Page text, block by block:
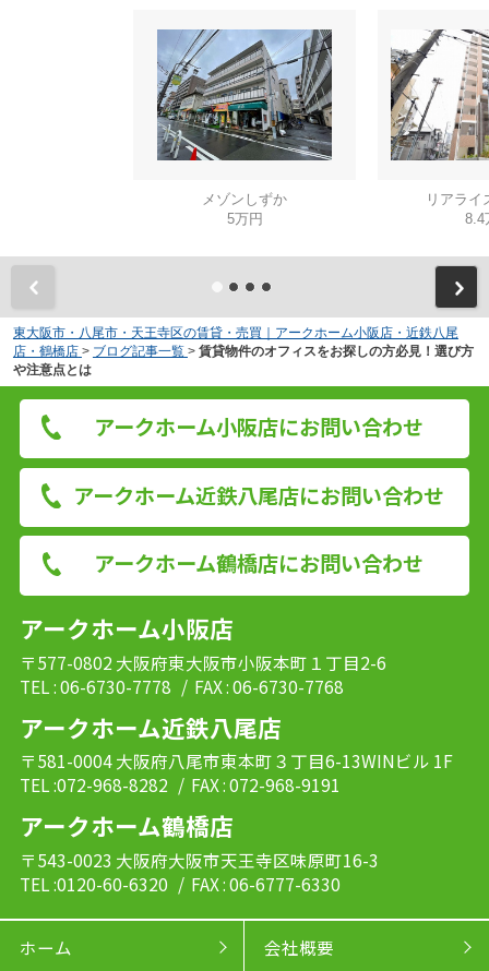
メゾンしずか
5万円
リアライ
8.4
東大阪市・八尾市・天王寺区の賃貸・売買｜アークホーム小阪店・近鉄八尾
店・鶴橋店 > ブログ記事一覧 > 賃貸物件のオフィスをお探しの方必見！選び方
や注意点とは
アークホーム小阪店にお問い合わせ
アークホーム近鉄八尾店にお問い合わせ
アークホーム鶴橋店にお問い合わせ
アークホーム小阪店
〒577-0802 大阪府東大阪市小阪本町１丁目2-6
TEL : 06-6730-7778 / FAX : 06-6730-7768
アークホーム近鉄八尾店
〒581-0004 大阪府八尾市東本町３丁目6-13WINビル 1F
TEL :072-968-8282 / FAX : 072-968-9191
アークホーム鶴橋店
〒543-0023 大阪府大阪市天王寺区味原町16-3
TEL :0120-60-6320 / FAX : 06-6777-6330
ホーム 会社概要